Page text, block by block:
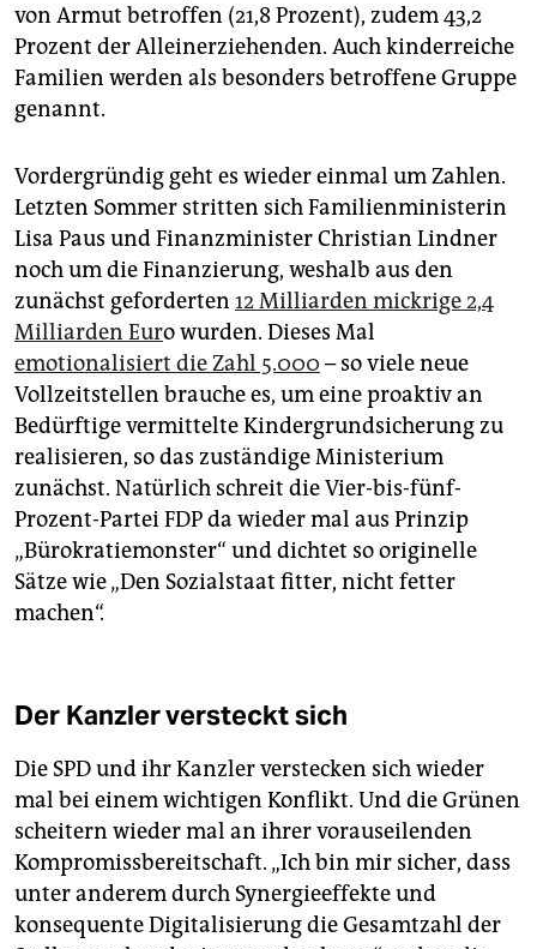
von Armut betroffen (21,8 Prozent), zudem 43,2
Prozent der Alleinerziehenden. Auch kinderreiche
Familien werden als besonders betroffene Gruppe
genannt.
Vordergründig geht es wieder einmal um Zahlen.
Letzten Sommer stritten sich Familienministerin
Lisa Paus und Finanzminister Christian Lindner
noch um die Finanzierung, weshalb aus den
zunächst geforderten 12 Milliarden mickrige 2,4
Milliarden Euro wurden. Dieses Mal
emotionalisiert die Zahl 5.000 – so viele neue
Vollzeitstellen brauche es, um eine proaktiv an
Bedürftige vermittelte Kindergrund­sicherung zu
realisieren, so das zuständige Ministerium
zunächst. Natürlich schreit die Vier-bis-fünf-
Prozent-Partei FDP da wieder mal aus Prinzip
„Bürokratiemonster“ und dichtet so originelle
Sätze wie „Den Sozialstaat fitter, nicht fetter
machen“.
Der Kanzler versteckt sich
Die SPD und ihr Kanzler verstecken sich wieder
mal bei einem wichtigen Konflikt. Und die Grünen
scheitern wieder mal an ihrer vorauseilenden
Kompromissbereitschaft. „Ich bin mir sicher, dass
unter anderem durch Synergieeffekte und
konsequente Digitalisierung die Gesamtzahl der